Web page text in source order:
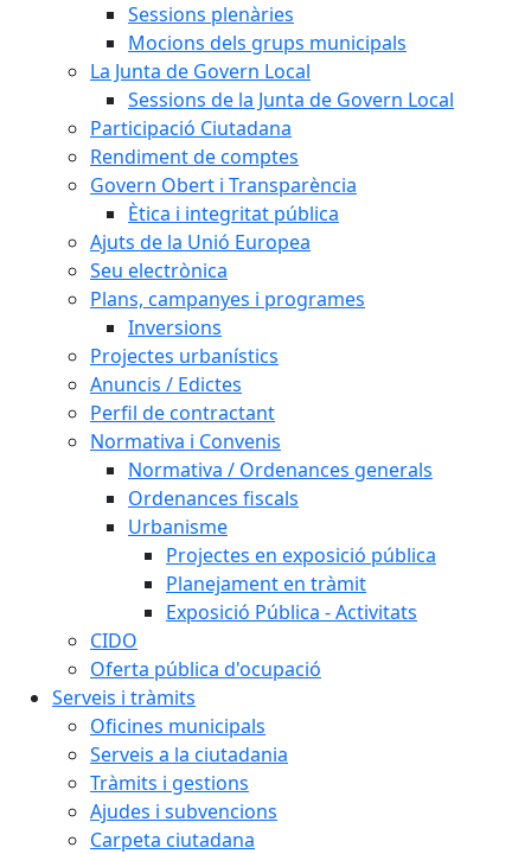
Sessions plenàries
Mocions dels grups municipals
La Junta de Govern Local
Sessions de la Junta de Govern Local
Participació Ciutadana
Rendiment de comptes
Govern Obert i Transparència
Ètica i integritat pública
Ajuts de la Unió Europea
Seu electrònica
Plans, campanyes i programes
Inversions
Projectes urbanístics
Anuncis / Edictes
Perfil de contractant
Normativa i Convenis
Normativa / Ordenances generals
Ordenances fiscals
Urbanisme
Projectes en exposició pública
Planejament en tràmit
Exposició Pública - Activitats
CIDO
Oferta pública d'ocupació
Serveis i tràmits
Oficines municipals
Serveis a la ciutadania
Tràmits i gestions
Ajudes i subvencions
Carpeta ciutadana